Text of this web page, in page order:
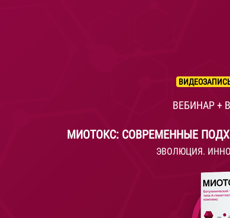
ВЕБИНАР +
МИОТОКС: СОВРЕМЕННЫЕ
ЭВОЛЮЦИЯ.